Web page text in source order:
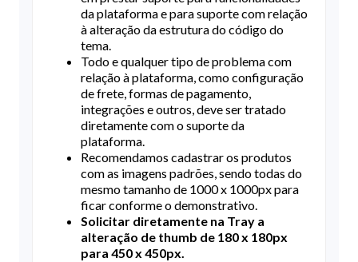
da plataforma e para suporte com relação
à alteração da estrutura do código do
tema.
Todo e qualquer tipo de problema com
relação à plataforma, como configuração
de frete, formas de pagamento,
integrações e outros, deve ser tratado
diretamente com o suporte da
plataforma.
Recomendamos cadastrar os produtos
com as imagens padrões, sendo todas do
mesmo tamanho de 1000 x 1000px para
ficar conforme o demonstrativo.
Solicitar diretamente na Tray a
alteração de thumb de 180 x 180px
para 450 x 450px.